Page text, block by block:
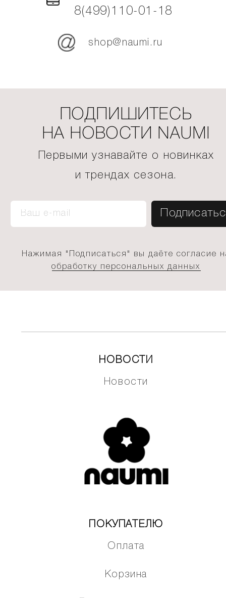
8(499)110-01-18
shop@naumi.ru
ПОДПИШИТЕСЬ
НА НОВОСТИ NAUMI
Первыми узнавайте о новинках
и трендах сезона.
Нажимая "Подписаться" вы даёте согласие
обработку персональных данных
НОВОСТИ
Новости
ПОКУПАТЕЛЮ
Оплата
Корзина